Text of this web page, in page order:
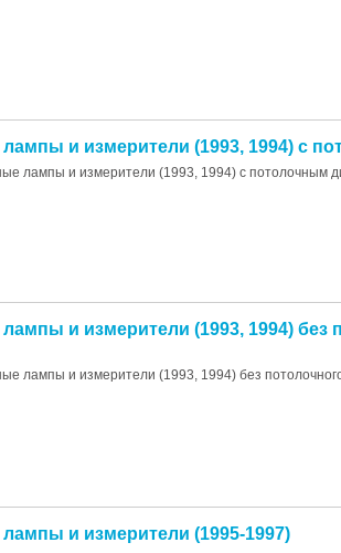
и измерители (1993, 1994) с
лампы и измерители (1993, 1994) с
и измерители (1993, 1994) без
лампы и измерители (1993, 1994) без
и измерители (1995-1997)